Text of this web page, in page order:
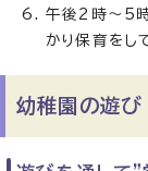
午後2時～5時
かり保育をし
幼稚園の遊び